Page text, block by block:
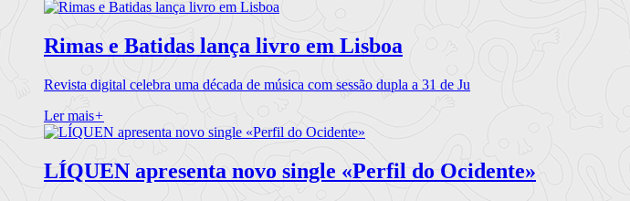
Rimas e Batidas lança livro em Lisboa
Revista digital celebra uma década de música com sessão dupla a 31 de Ju
Ler mais+
LÍQUEN apresenta novo single «Perfil do Ocidente»